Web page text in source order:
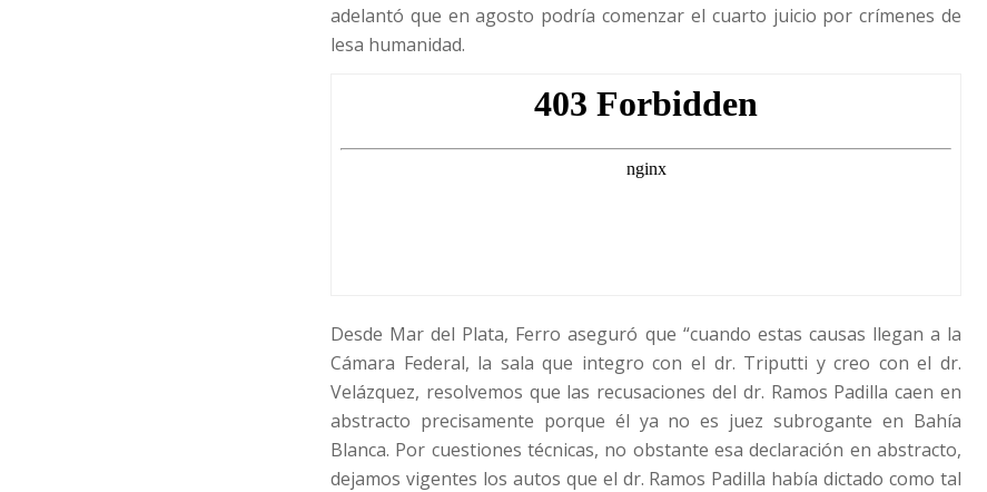
adelantó que en agosto podría comenzar el cuarto juicio por crímenes de
lesa humanidad.
Desde Mar del Plata, Ferro aseguró que “cuando estas causas llegan a la
Cámara Federal, la sala que integro con el dr. Triputti y creo con el dr.
Velázquez, resolvemos que las recusaciones del dr. Ramos Padilla caen en
abstracto precisamente porque él ya no es juez subrogante en Bahía
Blanca. Por cuestiones técnicas, no obstante esa declaración en abstracto,
dejamos vigentes los autos que el dr. Ramos Padilla había dictado como tal